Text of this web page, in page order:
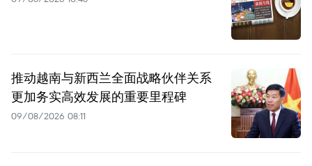
推动越南与新西兰全面战略伙伴关系
更加务实高效发展的重要里程碑
09/08/2026 08:11